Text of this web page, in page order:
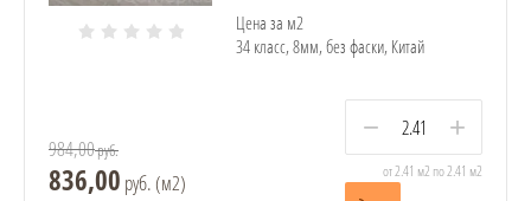
Цена за м2
34 класс, 8мм, без фаски, Китай
984,00руб.
836,00 руб. (м2)
− +
от 2.41 м2 по 2.41 м2